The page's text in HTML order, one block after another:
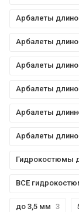
Арбалеты
Арбалеты
Арбалеты
Арбалеты
Арбалеты
Арбалеты
Гидрокостюмы
ВСЕ
до 3,5 мм 3